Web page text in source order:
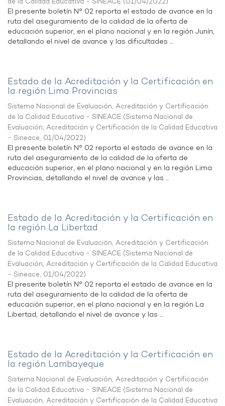
El presente boletín N° 02 reporta el estado de avance en la
ruta del aseguramiento de la calidad de la oferta de
educación superior, en el plano nacional y en la región Junín,
detallando el nivel de avance y las dificultades ...
Estado de la Acreditación y la Certificación en
la región Lima Provincias
Sistema Nacional de Evaluación, Acreditación y Certificación
de la Calidad Educativa - SINEACE (Sistema Nacional de
Evaluación, Acreditación y Certificación de la Calidad Educativa
- Sineace, 01/04/2022)
El presente boletín N° 02 reporta el estado de avance en la
ruta del aseguramiento de la calidad de la oferta de
educación superior, en el plano nacional y en la región Lima
Provincias, detallando el nivel de avance y las ...
Estado de la Acreditación y la Certificación en
la región La Libertad
Sistema Nacional de Evaluación, Acreditación y Certificación
de la Calidad Educativa - SINEACE (Sistema Nacional de
Evaluación, Acreditación y Certificación de la Calidad Educativa
- Sineace, 01/04/2022)
El presente boletín N° 02 reporta el estado de avance en la
ruta del aseguramiento de la calidad de la oferta de
educación superior, en el plano nacional y en la región La
Libertad, detallando el nivel de avance y las ...
Estado de la Acreditación y la Certificación en
la región Lambayeque
Sistema Nacional de Evaluación, Acreditación y Certificación
de la Calidad Educativa - SINEACE (Sistema Nacional de
Evaluación, Acreditación y Certificación de la Calidad Educativa